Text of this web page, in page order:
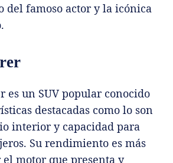
del famoso actor y la icónica
es un SUV popular conocido
destacadas como lo son
interior y capacidad para
Su rendimiento es más
motor que presenta y